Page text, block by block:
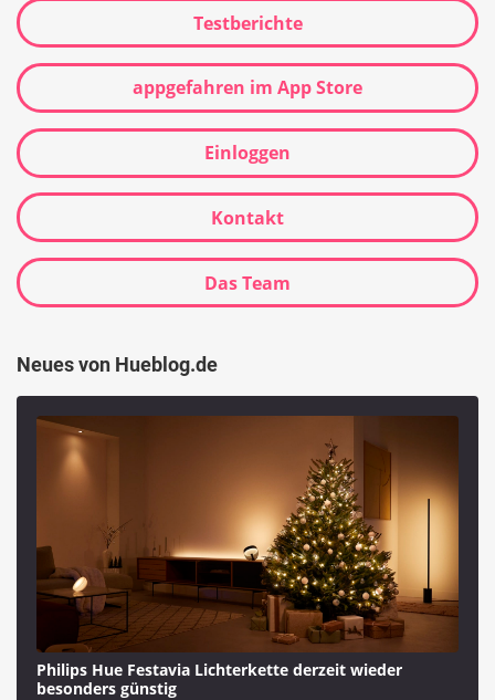
Testberichte
appgefahren im App Store
Einloggen
Kontakt
Das Team
Neues von Hueblog.de
Philips Hue Festavia Lichterkette derzeit wieder
besonders günstig